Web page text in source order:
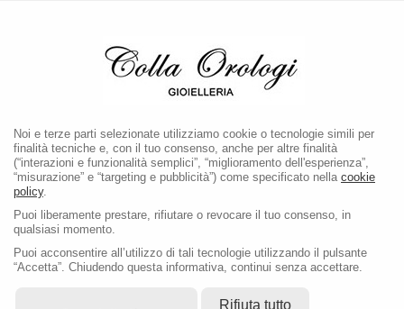
LA BOUTIQUE E' CHIUSA PER PAUSA ESTIVA FINO AL
Secondo Polso
Colla Orologi propone un'ampia
scelta di orologi di secondo polso.
Noi e terze parti selezionate utilizziamo cookie o tecnologie simili per
finalità tecniche e, con il tuo consenso, anche per altre finalità
(“interazioni e funzionalità semplici”, “miglioramento dell'esperienza”,
“misurazione” e “targeting e pubblicità”) come specificato nella cookie
policy.
Puoi liberamente prestare, rifiutare o revocare il tuo consenso, in
qualsiasi momento.
Puoi acconsentire all’utilizzo di tali tecnologie utilizzando il pulsante
“Accetta”. Chiudendo questa informativa, continui senza accettare.
Rifiuta tutto